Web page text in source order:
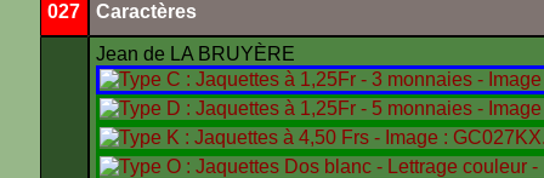
027 Caractères
Jean de LA BRUYÈRE